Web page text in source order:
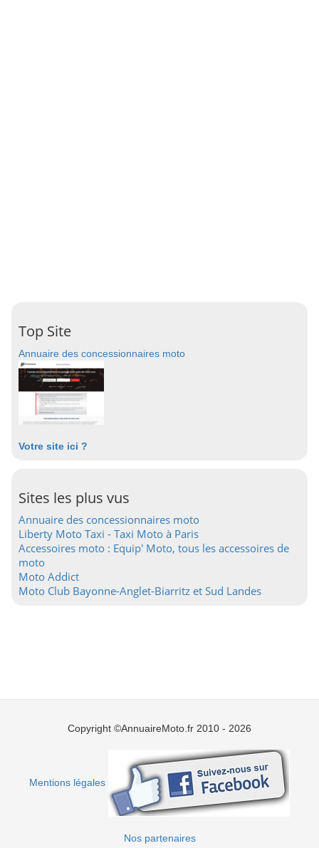
Top Site
Annuaire des concessionnaires moto
Votre site ici ?
Sites les plus vus
Annuaire des concessionnaires moto
Liberty Moto Taxi - Taxi Moto à Paris
Accessoires moto : Equip' Moto, tous les accessoires de
moto
Moto Addict
Moto Club Bayonne-Anglet-Biarritz et Sud Landes
Copyright ©AnnuaireMoto.fr 2010 - 2026
Mentions légales
Nos partenaires